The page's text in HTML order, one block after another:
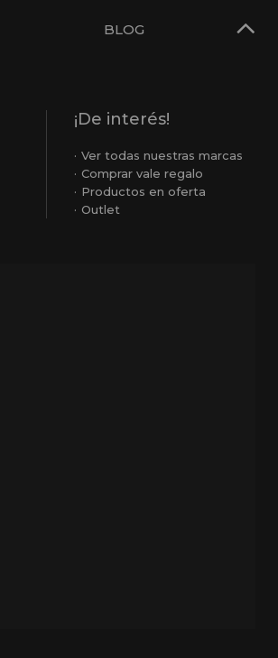
BLOG
¡De interés!
Ver todas nuestras marcas
Comprar vale regalo
Productos en oferta
Outlet